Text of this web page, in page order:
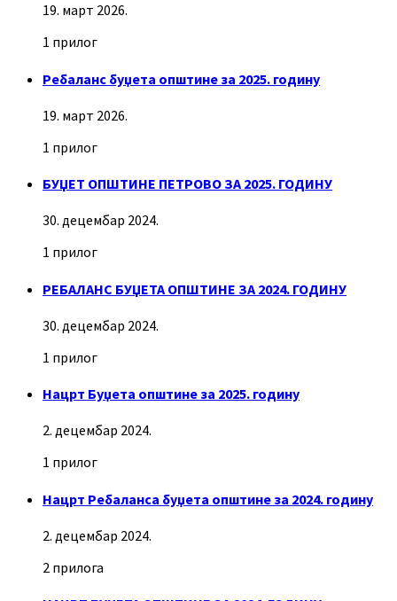
19. март 2026.
1 прилог
Ребаланс буџета општине за 2025. годину
19. март 2026.
1 прилог
БУЏЕТ ОПШТИНЕ ПЕТРОВО ЗА 2025. ГОДИНУ
30. децембар 2024.
1 прилог
РЕБАЛАНС БУЏЕТА ОПШТИНЕ ЗА 2024. ГОДИНУ
30. децембар 2024.
1 прилог
Нацрт Буџета општине за 2025. годину
2. децембар 2024.
1 прилог
Нацрт Ребаланса буџета општине за 2024. годину
2. децембар 2024.
2 прилога